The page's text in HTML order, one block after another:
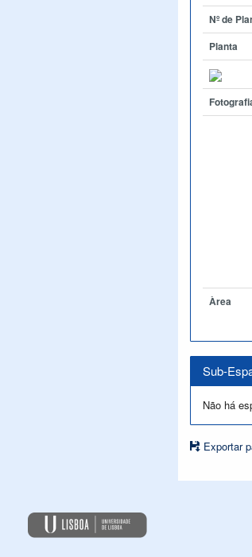
Nº de
Planta
Àrea
Sub-
Não há
Exportar